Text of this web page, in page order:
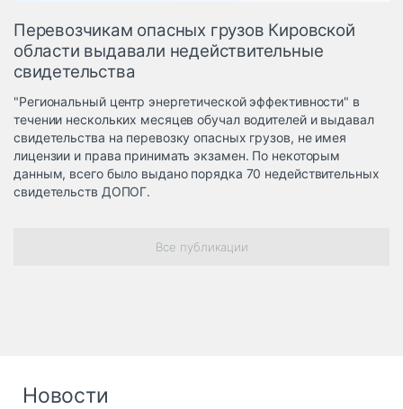
Таможня и ВЭД
терминалы
Коммерческий
транспорт
Спецтехника
Топливо, масла и
Перевозчикам опасных грузов Кировской
области выдавали недействительные
свидетельства
"Региональный центр энергетической эффективности" в
течении нескольких месяцев обучал водителей и выдавал
свидетельства на перевозку опасных грузов, не имея
лицензии и права принимать экзамен. По некоторым
данным, всего было выдано порядка 70 недействительных
свидетельств ДОПОГ.
Все публикации
Новости